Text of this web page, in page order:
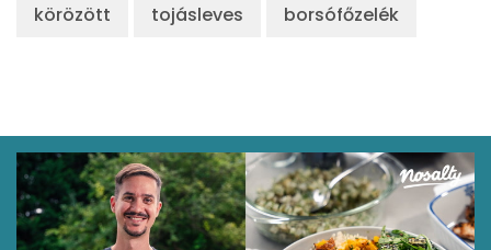
körözött tojásleves borsófőzelék